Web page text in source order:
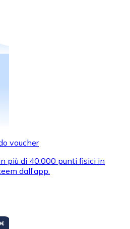
tuoi marchi preferiti con
regalo
voucher
più di 40.000 punti fisici in
dall’app.